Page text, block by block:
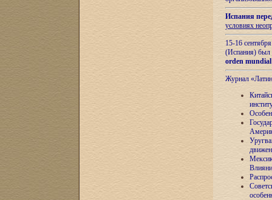
Испания
условиях
15-16
(Испания) был
orden
Журнал